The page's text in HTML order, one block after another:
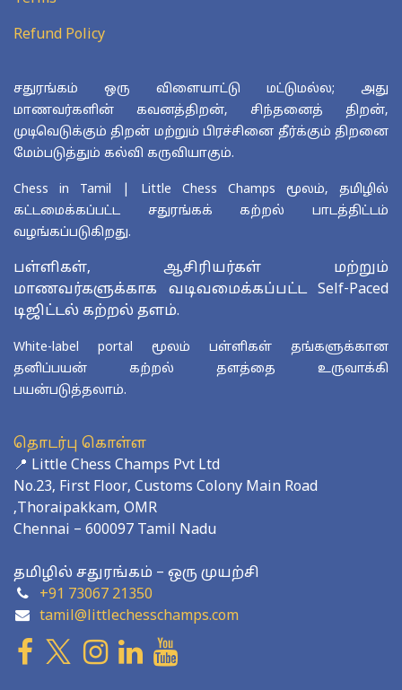
தொடர்பு கொள்ள
📍 Little Chess Champs Pvt Ltd
No.23, First Floor, Customs Colony Main Road
,Thoraipakkam, OMR
Chennai – 600097 Tamil Nadu
தமிழில் சதுரங்கம் – ஒரு முயற்சி
+91 73067 21350
tamil@littlechesschamps.com
Refund Policy
சதுரங்கம் ஒரு விளையாட்டு மட்டுமல்ல; அது
மாணவர்களின் கவனத்திறன், சிந்தனைத் திறன்,
முடிவெடுக்கும் திறன் மற்றும் பிரச்சினை தீர்க்கும் திறனை
மேம்படுத்தும் கல்வி கருவியாகும்.
Chess in Tamil | Little Chess Champs மூலம், தமிழில்
கட்டமைக்கப்பட்ட சதுரங்கக் கற்றல் பாடத்திட்டம்
வழங்கப்படுகிறது.
பள்ளிகள், ஆசிரியர்கள் மற்றும்
மாணவர்களுக்காக வடிவமைக்கப்பட்ட Self-Paced
டிஜிட்டல் கற்றல் தளம்.
White-label portal மூலம் பள்ளிகள் தங்களுக்கான
தனிப்பயன் கற்றல் தளத்தை உருவாக்கி
பயன்படுத்தலாம்.